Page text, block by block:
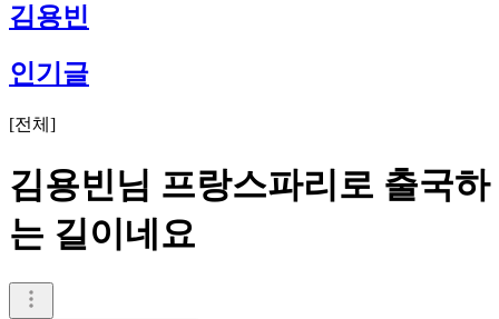
김용빈
인기글
[전체 ]
김용빈님 프랑스파리로 출국하
는 길이네요